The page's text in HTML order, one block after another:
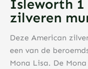
Isleworth
zilveren
Deze American
een van de
Mona Lisa. De